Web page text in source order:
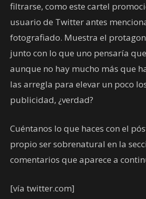
filtrarse, como este cartel
usuario de Twitter antes
fotografiado. Muestra el
junto con lo que uno pensaría
aunque no hay mucho más que
las arregla para elevar un poco
publicidad, ¿verdad?
Cuéntanos lo que haces con el
propio ser sobrenatural en la
comentarios que aparece a
[vía twitter.com]